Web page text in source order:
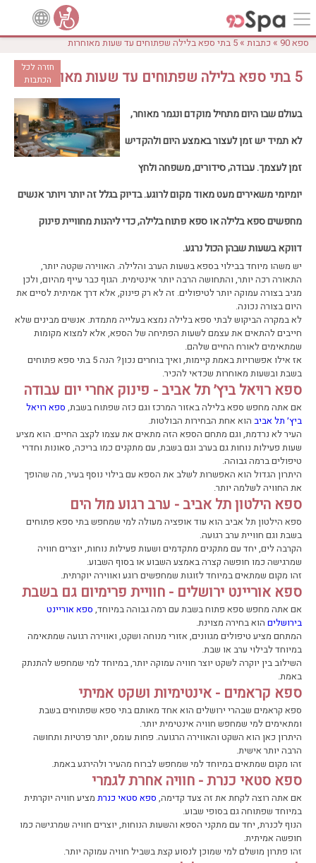
ספא 90 » כתבות » 5 בתי ספא בלילה שפתוחים עד שעות מאוחרות
5 בתי ספא בלילה שפתוחים עד שעות מאוחרות
חזרה לכל
הכתבות
בעולם שבו היום מתחיל מוקדם ונגמר מאוחר,
לא תמיד יש זמן לעצור באמצע היום ולהקדיש
זמן לעצמך. עבודה, סידורים, משפחה ולחץ
יומיומי משאירים מעט מאוד מקום לרוגע. בדיוק בגלל זה יותר ויותר אנשים
מחפשים ספא בלילה או ספא פתוח בלילה, כדי ליהנות מחוויית פינוק
דווקא בשעות שבהן הכול נרגע.
יש משהו מיוחד בבילוי בספא בשעות הערב והלילה. האווירה שקטה יותר,
התאורה רכה יותר, והתחושה הרבה יותר אינטימית. הגוף כבר עייף מהיום, ולכן
מגיב בצורה עמוקה יותר לטיפולים. זה לא רק פינוק, אלא דרך אמיתית לסיים את
היום בצורה נכונה.
לא במקרה הביקוש לבתי ספא בלילה נמצא בעלייה מתמדת. אנשים מבינים שלא
חייבים להתאים את עצמם לשעות הפתיחה של הספא, אלא למצוא מקומות
שמתאימים לאורח החיים שלהם.
אז אילו אפשרויות באמת קיימות, ואיך בוחרים נכון? הנה 5 בתי ספא פתוחים
בשבת ובשעות מאוחרות שכדאי להכיר.
ספא רויאל ביץ׳ תל אביב - פינוק אחרי יום עבודה
אם אתה מחפש ספא בלילה באזור המרכז וגם כזה שפתוח בשבת, ספא רויאל
ביץ׳ תל אביב הוא אחת הבחירות הבולטות.
העיר לא נרדמת, וגם מתחם הספא הזה מתאים את עצמו לקצב החיים. הוא מציע
שעות פעילות נוחות גם בערב וגם בשבת, עם מתקנים כמו בריכה, סאונות וחדרי
טיפולים ברמה גבוהה.
היתרון הגדול הוא האפשרות לשלב את הספא עם בילוי נוסף בעיר, מה שהופך
את החוויה לשלמה יותר.
ספא הילטון תל אביב - ערב רגוע מול הים
ספא הילטון תל אביב הוא עוד אופציה מעולה למי שמחפש בתי ספא פתוחים
בשבת וגם חוויית ערב רגועה.
הקרבה לים, יחד עם מתקנים מתקדמים ושעות פעילות נוחות, יוצרים חוויה
שמרגישה כמו חופשה קצרה באמצע השבוע או בסוף השבוע.
זהו מקום שמתאים במיוחד לזוגות שמחפשים רוגע ואווירה יוקרתית.
ספא אוריינט ירושלים - חוויית פרימיום גם בשבת
אם אתה מחפש ספא פתוח בשבת עם רמה גבוהה במיוחד, ספא אוריינט
בירושלים הוא בחירה מצוינת.
המתחם מציע טיפולים מגוונים, אזורי מנוחה ושקט, ואווירה רגועה שמתאימה
במיוחד לבילוי ערב או שבת.
השילוב בין יוקרה לשקט יוצר חוויה עמוקה יותר, במיוחד למי שמחפש להתנתק
באמת.
ספא קראמים - אינטימיות ושקט אמיתי
ספא קראמים שבהרי ירושלים הוא אחד מאותם בתי ספא שפתוחים בשבת
ומתאימים למי שמחפש חוויה אינטימית יותר.
היתרון כאן הוא השקט והאווירה הרגועה. פחות עומס, יותר פרטיות ותחושה
הרבה יותר אישית.
זהו מקום שמתאים במיוחד למי שמחפש לברוח מהעיר ולהירגע באמת.
ספא סטאי כנרת - חוויה אחרת לגמרי
אם אתה רוצה לקחת את זה צעד קדימה, ספא סטאי כנרת מציע חוויה יוקרתית
במיוחד שפתוחה גם בסופי שבוע.
הנוף לכנרת, יחד עם מתקני הספא והשעות הנוחות, יוצרים חוויה שמרגישה כמו
חופשה אמיתית.
זהו פתרון מושלם למי שמוכן לנסוע קצת בשביל חוויה עמוקה יותר.